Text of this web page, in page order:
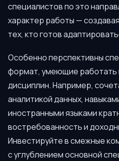
специалистов по это
характер работы —
тех, кто готов
Особенно перспективны
формат, умеющие работать
дисциплин. Например,
аналитикой данных,
иностранными языками
востребованность и
Инвестируйте в смежные
с углублением основной